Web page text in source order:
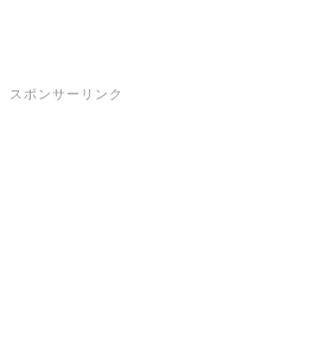
スポンサーリンク